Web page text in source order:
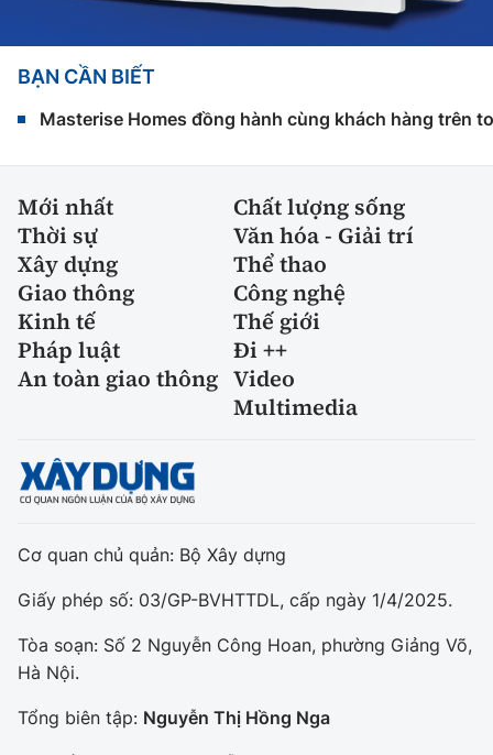
BẠN CẦN BIẾT
Masterise Homes đồng hành cùng khách hàng trên
Mới nhất
Chất lượng sống
Thời sự
Văn hóa - Giải trí
Xây dựng
Thể thao
Giao thông
Công nghệ
Kinh tế
Thế giới
Pháp luật
Đi ++
An toàn giao thông Video
Multimedia
Cơ quan chủ quản: Bộ Xây dựng
Giấy phép số: 03/GP-BVHTTDL, cấp ngày 1/4/2025.
Tòa soạn: Số 2 Nguyễn Công Hoan, phường Giảng Võ,
Hà Nội.
Tổng biên tập: Nguyễn Thị Hồng Nga